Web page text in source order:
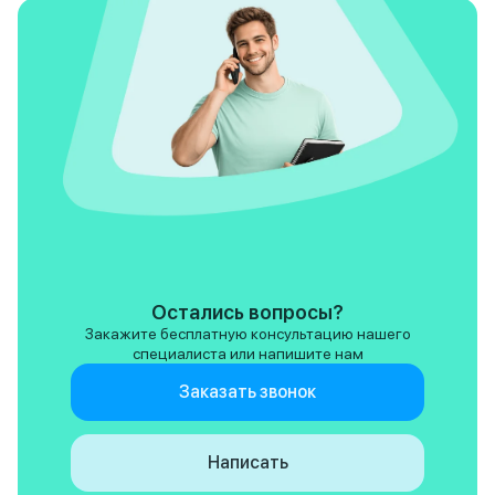
Остались вопросы?
Закажите бесплатную консультацию нашего
специалиста или напишите нам
Заказать звонок
Написать